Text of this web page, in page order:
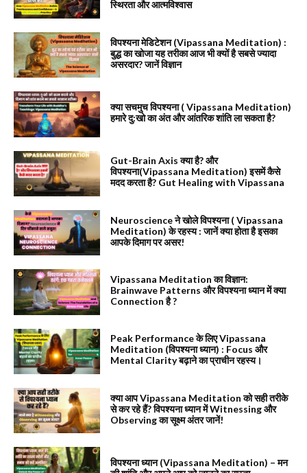
स्थिरता और आत्मविश्वास
विपश्यना मेडिटेशन (Vipassana Meditation) :
बुद्ध का खोजा यह तरीका आज भी क्यों है सबसे ज्यादा
असरदार? जानें विज्ञान
क्या सचमुच विपश्यना ( Vipassana Meditation)
हमारे दु:खो का अंत और आंतरिक शांति ला सकता है?
Gut-Brain Axis क्या है? और
विपश्यना(Vipassana Meditation) इसमें कैसे
मदद करता है? Gut Healing with Vipassana
Neuroscience ने खोले विपश्यना ( Vipassana
Meditation) के रहस्य : जानें क्या होता है इसका
आपके दिमाग पर असर!
Vipassana Meditation का विज्ञान:
Brainwave Patterns और विपश्यना ध्यान में क्या
Connection है ?
Peak Performance के लिए Vipassana
Meditation (विपश्यना ध्यान) : Focus और
Mental Clarity बढ़ाने का प्राचीन रहस्य।
क्या आप Vipassana Meditation को सही तरीके
से कर रहे हैं? विपश्यना ध्यान में Witnessing और
Observing का सूक्ष्म अंतर जानें!
विपश्यना ध्यान (Vipassana Meditation) – मन